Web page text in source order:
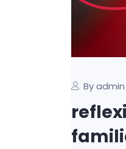
By admin